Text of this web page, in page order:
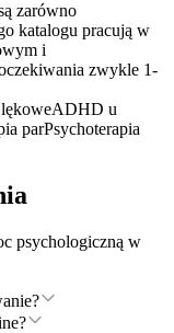
zarówno
katalogu pracują w
i
zwykle 1-
ADHD u
parPsychoterapia
psychologiczną w